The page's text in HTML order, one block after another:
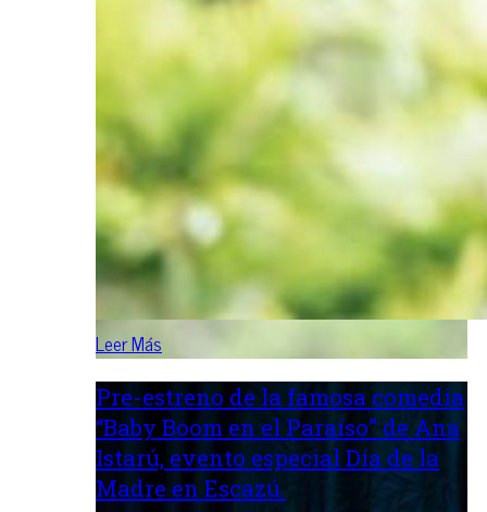
Leer Más
Pre-estreno de la famosa comedia
“Baby Boom en el Paraíso” de Ana
Istarú, evento especial Día de la
Madre en Escazú.